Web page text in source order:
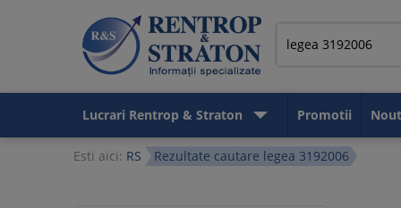
Lucrari Rentrop & Straton Promotii
Esti aici: RS Rezultate cautare legea 3192006